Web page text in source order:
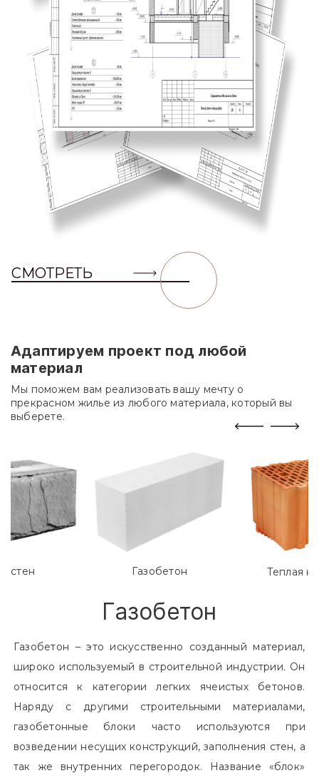
СМОТРЕТЬ
Адаптируем проект под любой
материал
Мы поможем вам реализовать вашу мечту о
прекрасном жилье из любого материала, который вы
выберете.
Газобетон Теплая
Газобетон
Газобетон – это искусственно созданный материал,
широко используемый в строительной индустрии. Он
относится к категории легких ячеистых бетонов.
Наряду с другими строительными материалами,
газобетонные блоки часто используются при
возведении несущих конструкций, заполнения стен, а
так же внутренних перегородок. Название «блок»